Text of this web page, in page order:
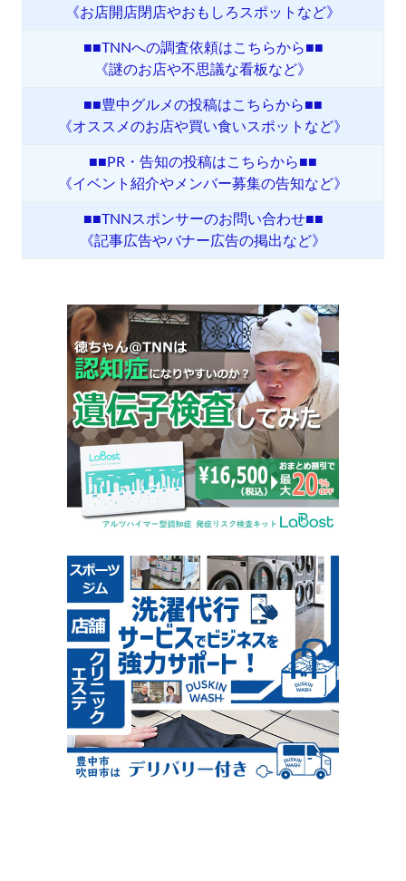
《お店開店閉店やおもしろスポットなど》
■■TNNへの調査依頼はこちらから■■
《謎のお店や不思議な看板など》
■■豊中グルメの投稿はこちらから■■
《オススメのお店や買い食いスポットなど》
■■PR・告知の投稿はこちらから■■
《イベント紹介やメンバー募集の告知など》
■■TNNスポンサーのお問い合わせ■■
《記事広告やバナー広告の掲出など》